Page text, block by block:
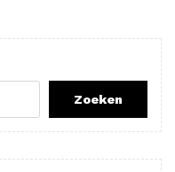
Zoeken